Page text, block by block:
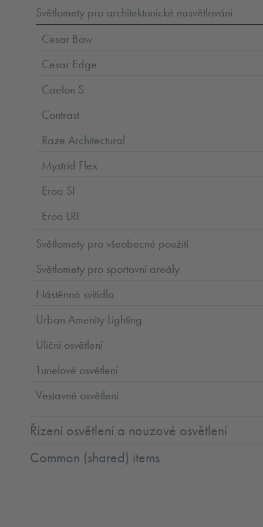
Světlomety pro architektonické nasvětlování
Cesar Bow
Cesar Edge
Caelon S
Contrast
Raze Architectural
Mystrid Flex
Eroa SI
Eroa LRI
Světlomety pro všeobecné použití
Světlomety pro sportovní areály
Nástěnná svítidla
Urban Amenity Lighting
Uliční osvětlení
Tunelové osvětlení
Vestavné osvětlení
Řízení osvětlení a nouzové osvětlení
Common (shared) items